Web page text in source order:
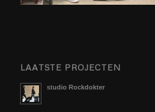
LAATSTE PROJECTEN
studio Rockdokter